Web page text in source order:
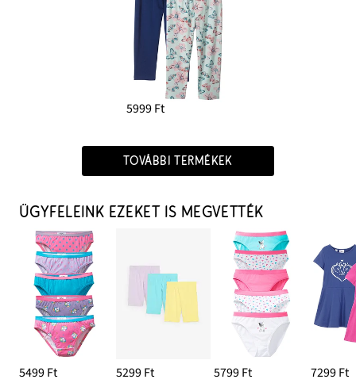
5999 Ft
TOVÁBBI TERMÉKEK
ÜGYFELEINK EZEKET IS MEGVETTÉK
5499 Ft 5299 Ft 5799 Ft 7299 Ft